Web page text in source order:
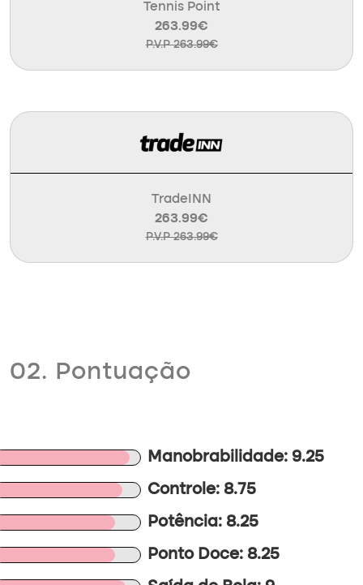
Tennis Point
263.99€
P.V.P 263.99€
TradeINN
263.99€
P.V.P 263.99€
02. Pontuação
Manobrabilidade: 9.25
Controle: 8.75
Potência: 8.25
Ponto Doce: 8.25